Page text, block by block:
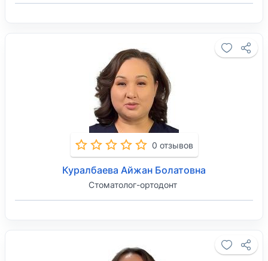
0 отзывов
Куралбаева Айжан Болатовна
Стоматолог-ортодонт